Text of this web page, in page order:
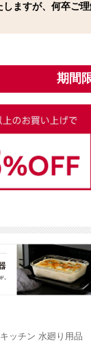
キッチン 水廻り用品